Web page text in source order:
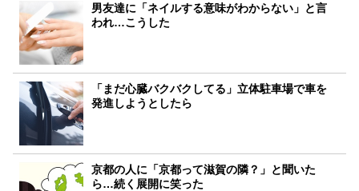
男友達に「ネイルする意味がわからない」と言
われ…こうした
「まだ心臓バクバクしてる」立体駐車場で車を
発進しようとしたら
京都の人に「京都って滋賀の隣？」と聞いた
ら…続く展開に笑った